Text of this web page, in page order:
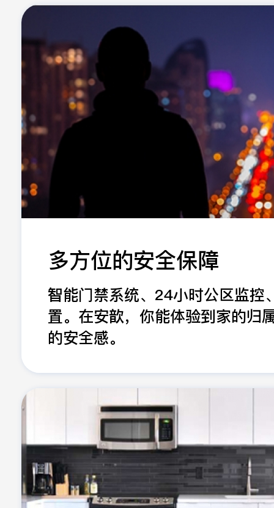
多方位的安全保障
智能门禁系统、24小时公区监控
置。在安歆，你能体验到家的归
的安全感。